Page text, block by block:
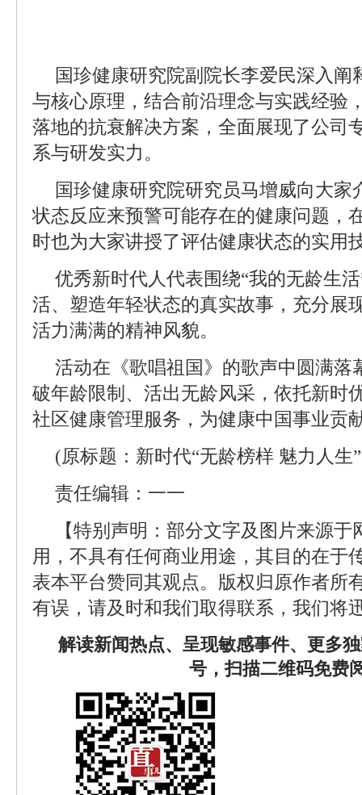
国珍健康研究院副院长李爱民深入阐
与核心原理，结合前沿理念与实践经验
落地的抗衰解决方案，全面展现了公司
系与研发实力。
国珍健康研究院研究员马增威向大家
状态反应来预警可能存在的健康问题，
时也为大家讲授了评估健康状态的实用
优秀新时代人代表围绕“我的无龄生
活、塑造年轻状态的真实故事，充分展
活力满满的精神风貌。
活动在《歌唱祖国》的歌声中圆满落
破年龄限制、活出无龄风采，依托新时
社区健康管理服务，为健康中国事业贡
(原标题：新时代“无龄榜样 魅力人生
责任编辑：一一
【特别声明：部分文字及图片来源
用，不具有任何商业用途，其目的在于
表本平台赞同其观点。版权归原作者所
有误，请及时和我们取得联系，我们将
解读新闻热点、呈现敏感事件、更多
号，扫描二维码免费